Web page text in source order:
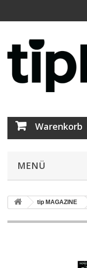
Warenkorb
MENÜ
tip MAGAZINE